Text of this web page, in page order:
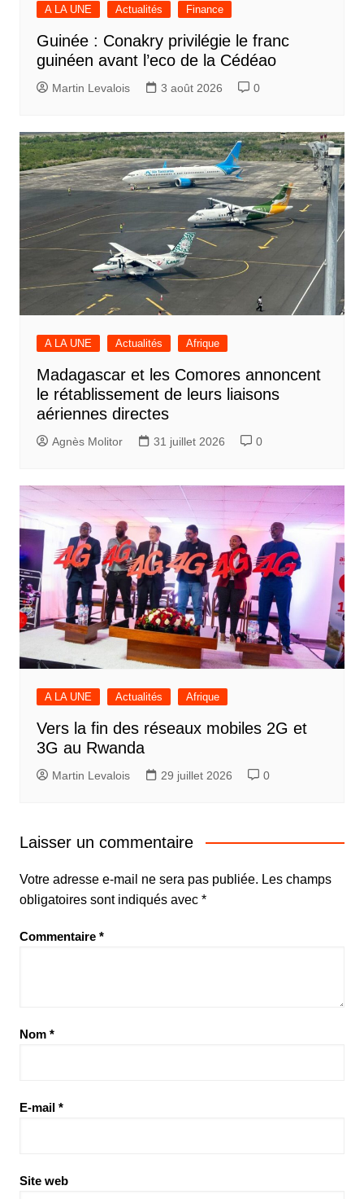
A LA UNE Actualités Finance
Guinée : Conakry privilégie le franc
guinéen avant l’eco de la Cédéao
Martin Levalois 3 août 2026 0
A LA UNE Actualités Afrique
Madagascar et les Comores annoncent
le rétablissement de leurs liaisons
aériennes directes
Agnès Molitor 31 juillet 2026 0
A LA UNE Actualités Afrique
Vers la fin des réseaux mobiles 2G et
3G au Rwanda
Martin Levalois 29 juillet 2026 0
Laisser un commentaire
Votre adresse e-mail ne sera pas publiée. Les champs
obligatoires sont indiqués avec *
Commentaire *
Nom *
E-mail *
Site web